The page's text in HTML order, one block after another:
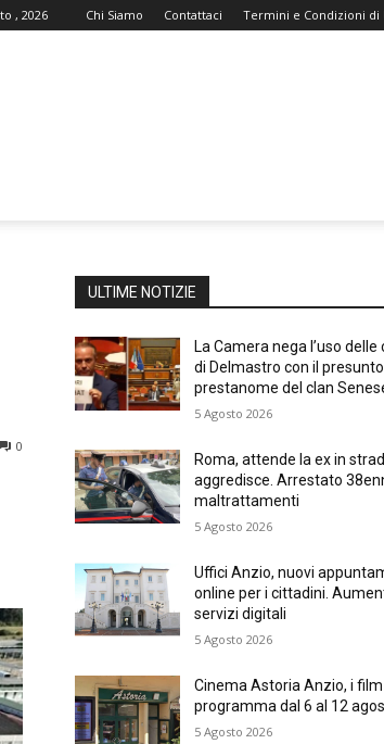
, 2026 Chi Siamo Contattaci Termini e Condizioni di
0
ULTIME NOTIZIE
La Camera nega l’uso delle
di Delmastro con il presunto
prestanome del clan
5 Agosto 2026
Roma, attende la ex in
aggredisce. Arrestato
maltrattamenti
5 Agosto 2026
Uffici Anzio, nuovi
online per i cittadini.
servizi digitali
5 Agosto 2026
Cinema Astoria Anzio, i film
programma dal 6 al 12
5 Agosto 2026